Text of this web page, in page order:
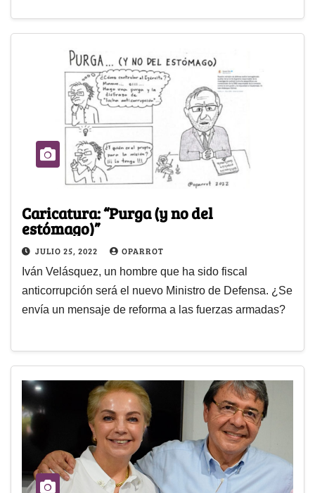
Caricatura: “Purga (y no del
estómago)”
JULIO 25, 2022 OPARROT
Iván Velásquez, un hombre que ha sido fiscal
anticorrupción será el nuevo Ministro de Defensa. ¿Se
envía un mensaje de reforma a las fuerzas armadas?